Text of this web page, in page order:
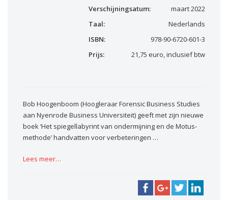
Verschijningsatum:
maart 2022
Taal:
Nederlands
ISBN:
978-90-6720-601-3
Prijs:
21,75 euro, inclusief btw
Bob Hoogenboom (Hoogleraar Forensic Business Studies
aan Nyenrode Business Universiteit) geeft met zijn nieuwe
boek ‘Het spiegellabyrint van ondermijning en de Motus-
methode’ handvatten voor verbeteringen …
Lees meer…